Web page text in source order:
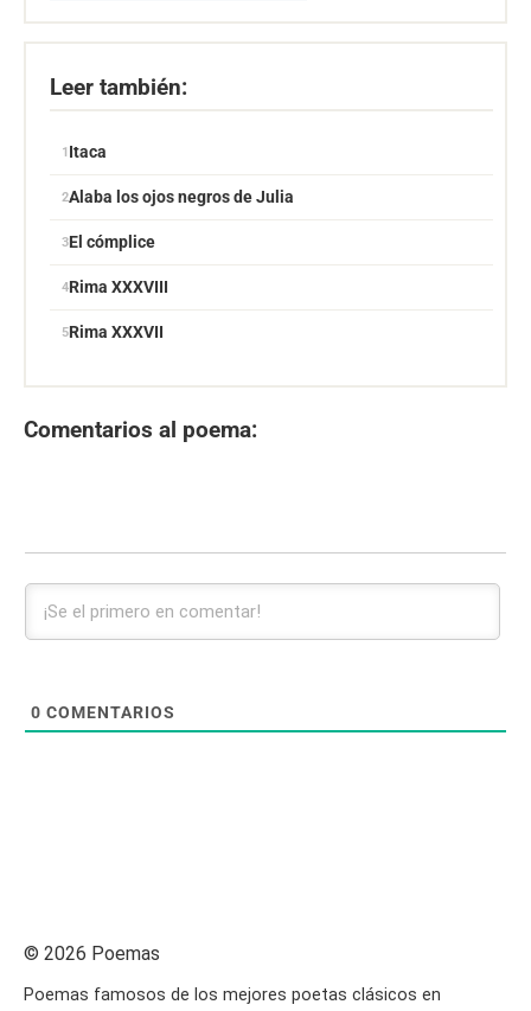
Leer también:
Itaca
Alaba los ojos negros de Julia
El cómplice
Rima XXXVIII
Rima XXXVII
Comentarios al poema:
0 COMENTARIOS
© 2026 Poemas
Poemas famosos de los mejores poetas clásicos en